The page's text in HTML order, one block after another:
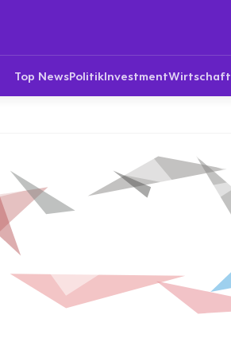
Top NewsPolitikInvestmentWirtschaft